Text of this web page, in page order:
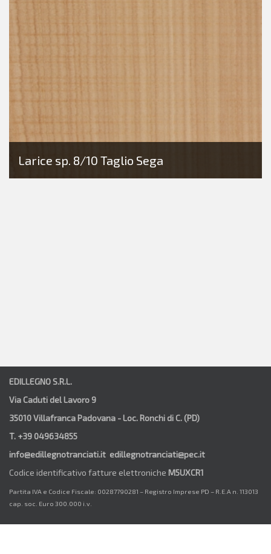
Larice sp. 8/10 Taglio Sega
EDILLEGNO S.R.L.
Via Caduti del Lavoro 9
35010 Villafranca Padovana - Loc. Ronchi di C. (PD)
T. +39 049634855
info@edillegnotranciati.it edillegnotranciati@pec.it
Codice identificativo fatture elettroniche M5UXCR1
Partita IVA e Codice Fiscale: 00287790281 – Registro Imprese PD – R.E.A n. 113013
cap. soc. Euro 300.000 i.v.